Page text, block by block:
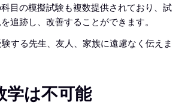
目の模擬試験も複数提供されており、試
追跡し、改善することができます。
する先生、友人、家族に遠慮なく伝えま
学は不可能